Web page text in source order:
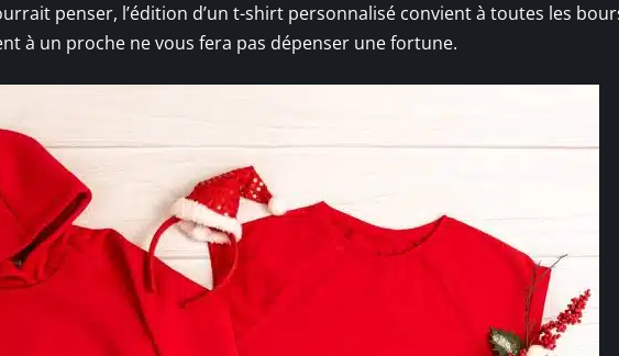
penser, l’édition d’un t-shirt personnalisé convient à toutes les
à un proche ne vous fera pas dépenser une fortune.